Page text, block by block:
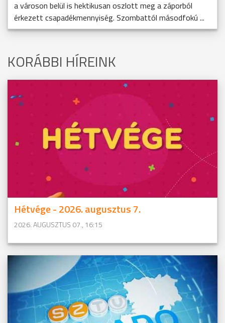
a városon belül is hektikusan oszlott meg a záporból
érkezett csapadékmennyiség. Szombattól másodfokú ...
KORÁBBI HÍREINK
Hétvége - 2026. augusztus 7.
2026. AUGUSZTUS 07., 16:15